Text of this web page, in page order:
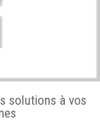
solutions à vos